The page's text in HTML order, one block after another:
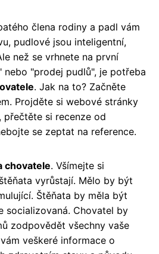
člena rodiny a padl vám
pudlové jsou inteligentní,
než se vrhnete na první
nebo "prodej pudlů", je potřeba
. Jak na to? Začněte
Projděte si webové stránky
si recenze od
se zeptat na reference.
chovatele. Všímejte si
vyrůstají. Mělo by být
Štěňata by měla být
socializovaná. Chovatel by
zodpovědět všechny vaše
veškeré informace o